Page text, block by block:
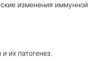
изменения иммунной
их патогенез.